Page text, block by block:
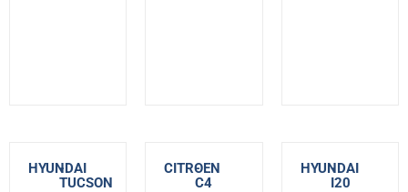
HYUNDAI
-
TUCSON
CITROEN
-
C4
HYUNDAI
-
I20